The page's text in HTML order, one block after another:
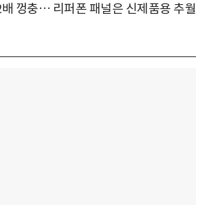
껑충… 리퍼폰 패널은 신제품용 추월